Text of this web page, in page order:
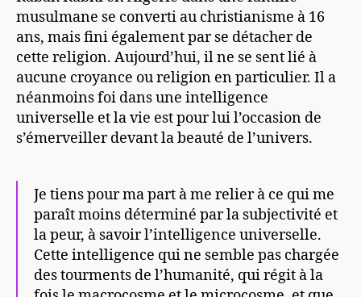
musulmane se converti au christianisme à 16
ans, mais fini également par se détacher de
cette religion. Aujourd’hui, il ne se sent lié à
aucune croyance ou religion en particulier. Il a
néanmoins foi dans une intelligence
universelle et la vie est pour lui l’occasion de
s’émerveiller devant la beauté de l’univers.
Je tiens pour ma part à me relier à ce qui me
paraît moins déterminé par la subjectivité et
la peur, à savoir l’intelligence universelle.
Cette intelligence qui ne semble pas chargée
des tourments de l’humanité, qui régit à la